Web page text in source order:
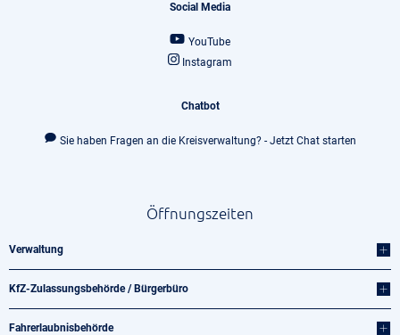
Social Media
YouTube
Instagram
Chatbot
Sie haben Fragen an die Kreisverwaltung? - Jetzt Chat starten
Öffnungszeiten
Verwaltung
KfZ-Zulassungsbehörde / Bürgerbüro
Fahrerlaubnisbehörde